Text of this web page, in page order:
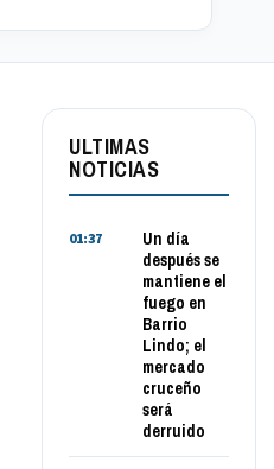
ULTIMAS
NOTICIAS
01:37
Un día
después se
mantiene el
fuego en
Barrio
Lindo; el
mercado
cruceño
será
derruido